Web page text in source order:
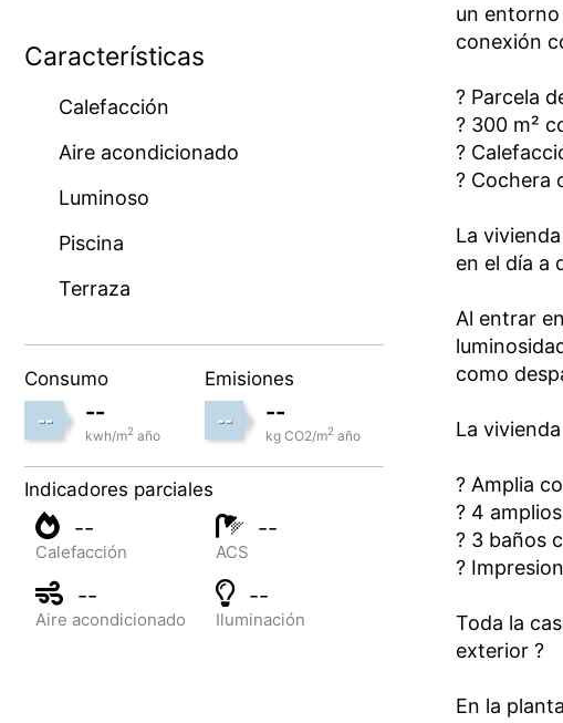
Características
Calefacción
Aire acondicionado
Luminoso
Piscina
Terraza
Consumo
-- --
kwh/m2 año
Emisiones
-- --
kg CO2/m2año
Indicadores parciales
--
Calefacción
--
ACS
--
Aire acondicionado
--
Iluminación
un
conexión
? Parcela
? 300 m²
?
? Cochera
La
en el día a
Al entrar
como
La
?️ Amplia
?️ 4
? 3 baños
?
Toda la
exterior ?
En la